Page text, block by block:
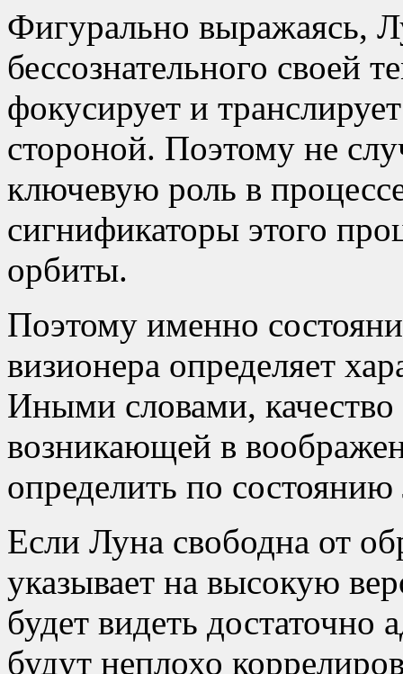
Фигурально выражаясь,
бессознательного своей
фокусирует и
стороной. Поэтому не
ключевую роль в
сигнификаторы этого
орбиты.
Поэтому именно
визионера определяет
Иными словами,
возникающей в
определить по
Если Луна свободна от
указывает на высокую
будет видеть достаточно
будут неплохо